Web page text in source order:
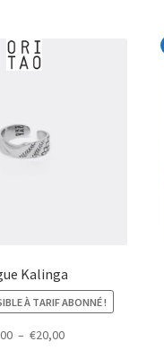
Kalinga
À TARIF ABONNÉ !
– €20,00Plage